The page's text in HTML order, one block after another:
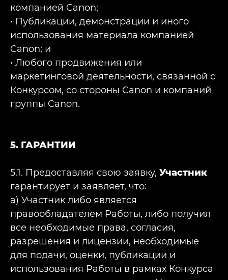
компанией Canon;
• Публикации, демонстрации и иного
использования материала компанией
Canon; и
• Любого продвижения или
маркетинговой деятельности, связанной с
Конкурсом, со стороны Canon и компаний
группы Canon.
5. ГАРАНТИИ
5.1. Предоставляя свою заявку, Участник
гарантирует и заявляет, что:
a) Участник либо является
правообладателем Работы, либо получил
все необходимые права, согласия,
разрешения и лицензии, необходимые
для подачи, оценки, публикации и
использования Работы в рамках Конкурса